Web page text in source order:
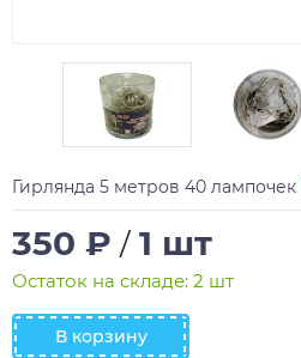
Гирлянда 5 метров 40 лампочек
350 ₽ / 1 шт
Остаток на складе: 2 шт
В корзину